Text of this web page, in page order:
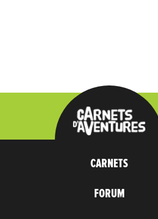
CARNETS
FORUM